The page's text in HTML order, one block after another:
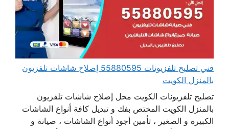
فني تصليح تلفزيونات 55880595 إصلاح شاشات تلفزيون
بالمنزل الكويت
تصليح تلفزيونات الكويت محل إصلاح شاشات تلفزيون
بالمنزل الكويت المختص بفك و تبديل كافة أنواع الشاشات
الكبيرة و الصغير ، تأمين أجود أنواع الشاشات ، صيانة و